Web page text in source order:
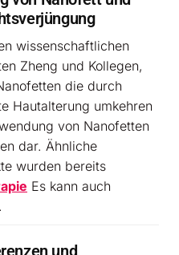
wissenschaftlichen
Zheng und Kollegen,
die durch
Hautalterung umkehren
von Nanofetten
dar. Ähnliche
wurden bereits
Es kann auch